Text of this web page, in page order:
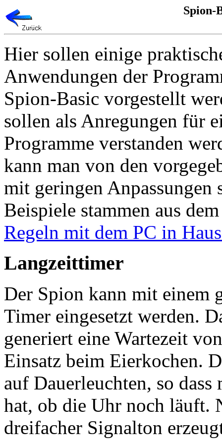
Spion-
Hier sollen einige
Anwendungen der
Spion-Basic vorgestellt
sollen als Anregungen für
Programme verstanden
kann man von den
mit geringen Anpassungen
Beispiele stammen aus
Regeln mit dem PC in
Langzeittimer
Der Spion kann mit einem
Timer eingesetzt werden.
generiert eine Wartezeit
Einsatz beim Eierkochen.
auf Dauerleuchten, so
hat, ob die Uhr noch läuft.
dreifacher Signalton